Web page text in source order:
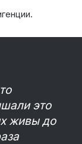
это
живы до